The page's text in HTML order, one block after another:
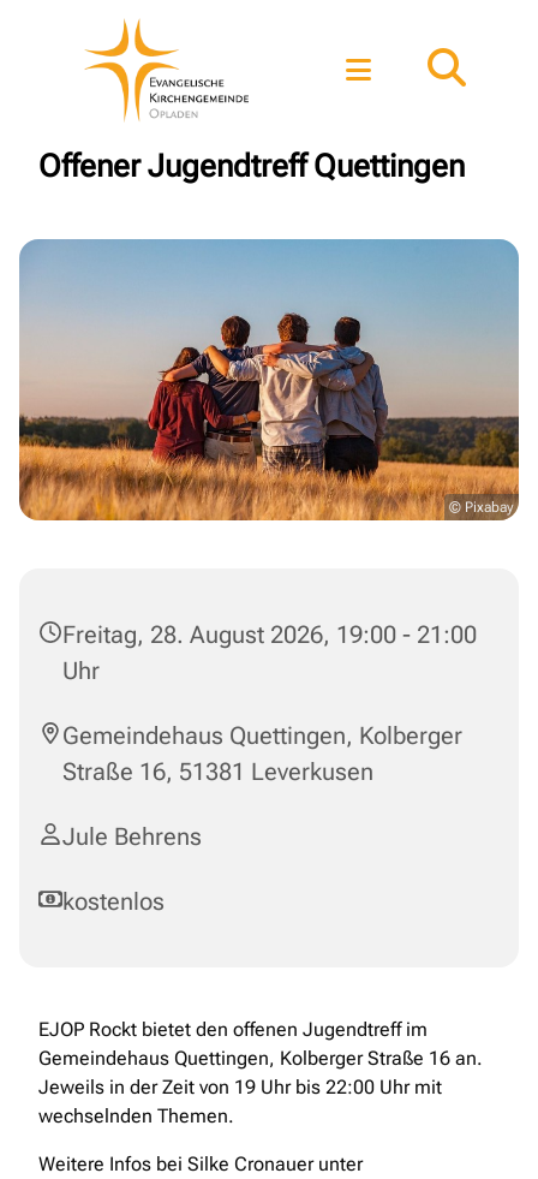
Offener Jugendtreff Quettingen
© Pixabay
Freitag, 28. August 2026, 19:00 - 21:00
Uhr
Gemeindehaus Quettingen, Kolberger
Straße 16, 51381 Leverkusen
Jule Behrens
kostenlos
EJOP Rockt bietet den offenen Jugendtreff im
Gemeindehaus Quettingen, Kolberger Straße 16 an.
Jeweils in der Zeit von 19 Uhr bis 22:00 Uhr mit
wechselnden Themen.
Weitere Infos bei Silke Cronauer unter